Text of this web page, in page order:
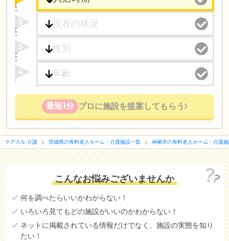
2
3
4
最短1分 プロに施設を提案してもらう
ケアスル 介護 茨城県の有料老人ホーム・介護施設一覧 神栖市の有料老人ホーム・介護
こんなお悩みございませんか
何を調べたらいいかわからない！
いろいろ見てもどの施設がいいのかわからない！
ネットに掲載されている情報だけでなく、施設の実態を知り
たい！